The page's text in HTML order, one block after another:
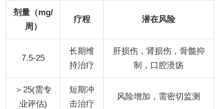
剂量（mg/
周）
疗程 潜在风险
7.5-25
长期维
持治疗
肝损伤，肾损伤，骨髓抑
制，口腔溃疡
＞25(需专
业评估)
短期冲
击治疗
风险增加，需密切监测